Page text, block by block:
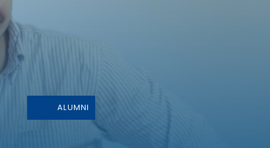
ALUMNI